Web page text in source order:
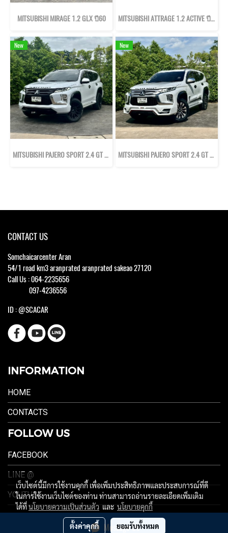
Message Us
MITSUBISHI MIRAGE 1.2 GLX ปี60 MITSUBISHI ATTRAGE 1.2 ACTIVE ปี65
New
MITSUBISHI PAJERO SPORT 2.4 GT PREMIUM ELITE EDITION ปี64
New
MITSUBISHI PAJERO SPORT 2.4 GT PLUS ปี65
CONTACT US
Somchaicarcenter Aran
54/1 road km3 aranprated aranprated sakeao 27120
Call Us : 064-2235656
097-4236556
ID : @SCACAR
INFORMATION
HOME
CONTACTS
FOLLOW US
FACEBOOK
LINE @
YOUTUBE
เว็บไซต์นี้มีการใช้งานคุกกี้ เพื่อเพิ่มประสิทธิภาพและประสบการณ์ที่ดี
ในการใช้งานเว็บไซต์ของท่าน ท่านสามารถอ่านรายละเอียดเพิ่มเติม
ได้ที่นโยบายความเป็นส่วนตัวและนโยบายคุกกี้
ตั้งค่าคุกกี้ ยอมรับทั้งหมด